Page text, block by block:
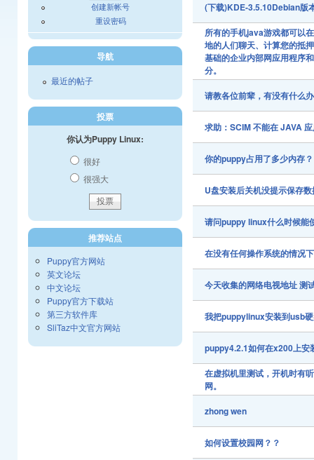
(下载)KDE-3.5.10Debian版
所有的手机java游戏都可以
地的人们聊天、计算您的抵
基础的企业内部网应用程序
分。
请教各位前辈，有没有什么
求助：SCIM 不能在 JAVA
你的puppy占用了多少内存？
U盘安装后关机没提示保存
请问puppy linux什么时候能
在没有任何操作系统的情况
今天收集的网络电视地址 测
我把puppylinux安装到usb
puppy4.2.1如何在x200上安
在虚拟机里测试，开机时有
网。
zhong wen
如何设置校园网？？
创建新帐号
重设密码
导航
最近的帖子
投票
你认为Puppy Linux:
很好
很强大
推荐站点
Puppy官方网站
英文论坛
中文论坛
Puppy官方下载站
第三方软件库
SliTaz中文官方网站